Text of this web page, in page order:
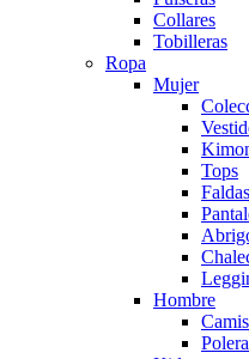
Collares
Tobilleras
Ropa
Mujer
Tops
Faldas
Hombre